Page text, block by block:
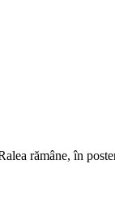
rămâne, în